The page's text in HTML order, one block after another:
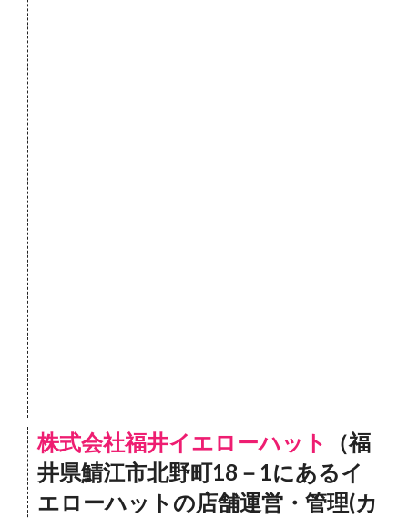
株式会社福井イエローハット
（福
井県鯖江市北野町18－1にあるイ
エローハットの店舗運営・管理(カ